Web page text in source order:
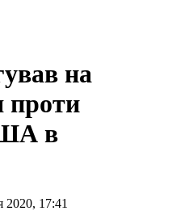
на
проти
в
2020, 17:41